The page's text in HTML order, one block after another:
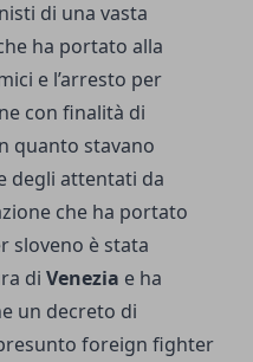
di una vasta
ha portato alla
e l’arresto per
con finalità di
quanto stavano
degli attentati da
che ha portato
sloveno è stata
di Venezia e ha
un decreto di
foreign fighter